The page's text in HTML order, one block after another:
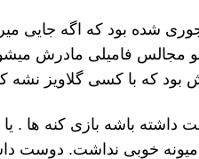
جوری شده بود که اگه
تو مجالس فامیلی مادرش
بود که با کسی گلاویز نشه
داشته باشه بازی کنه
میونه خوبی نداشت. دوست